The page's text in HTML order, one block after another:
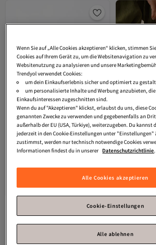
Damen
21,
Hausschuhe
runder
4.1
Versand
26,
1
Wenn Sie auf „Alle Cookies akzeptieren“ klicken, stimmen
Cookies auf Ihrem Gerät zu, um die Websitenavigation zu
Websitenutzung zu analysieren und unsere
Trendyol verwendet Cookies:
um dein Einkaufserlebnis sicher und optimiert zu
um personalisierte Inhalte und Werbung anzubieten,
Einkaufsinteressen zugeschnitten sind.
Wenn du auf "Akzeptieren" klickst, erlaubst du uns, diese
genannten Zwecke zu verwenden und gegebenenfalls an
außerhalb der EU (USA, Türkiye), weiterzugeben. Du kannst
jederzeit in den Cookie-Einstellungen unter "Einstellungen"
zustimmst, werden nur technisch notwendige Cookies
Informationen findest du in unserer Datenschutzrichtlinie.
Alle Cookies akzeptieren
Cookie-Einstellungen
Alle ablehnen